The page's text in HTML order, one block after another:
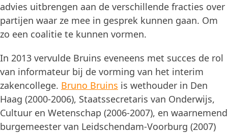
advies uitbrengen aan de verschillende fracties over
partijen waar ze mee in gesprek kunnen gaan. Om
zo een coalitie te kunnen vormen.
In 2013 vervulde Bruins eveneens met succes de rol
van informateur bij de vorming van het interim
zakencollege. Bruno Bruins is wethouder in Den
Haag (2000-2006), Staatssecretaris van Onderwijs,
Cultuur en Wetenschap (2006-2007), en waarnemend
burgemeester van Leidschendam-Voorburg (2007)